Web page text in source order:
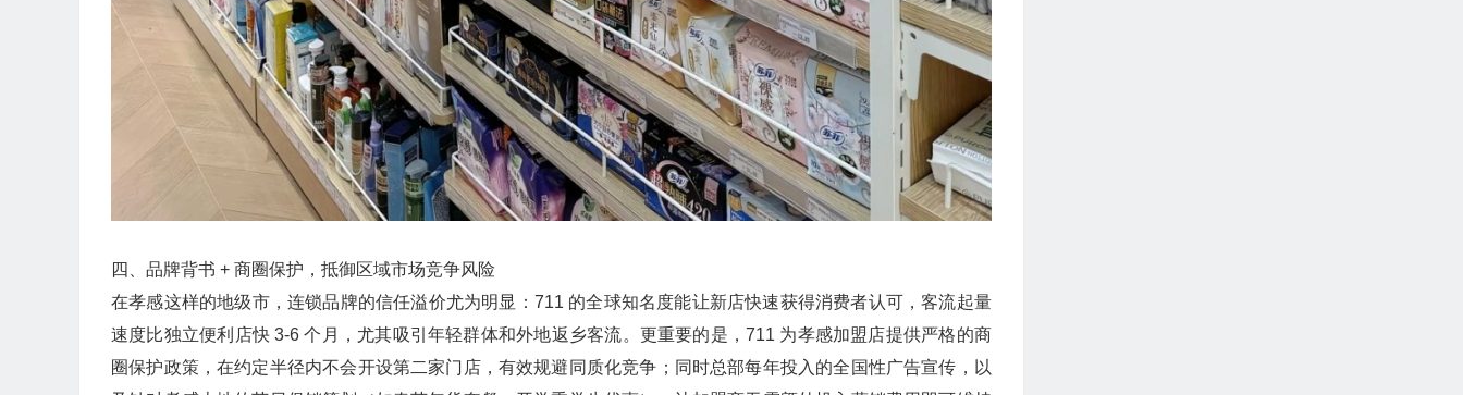
四、品牌背书 + 商圈保护，抵御区域市场竞争风险​
在孝感这样的地级市，连锁品牌的信任溢价尤为明显：711 的全球知名度能让新店快速获得消费者认可，客流起量
速度比独立便利店快 3-6 个月，尤其吸引年轻群体和外地返乡客流。更重要的是，711 为孝感加盟店提供严格的商
圈保护政策，在约定半径内不会开设第二家门店，有效规避同质化竞争；同时总部每年投入的全国性广告宣传，以